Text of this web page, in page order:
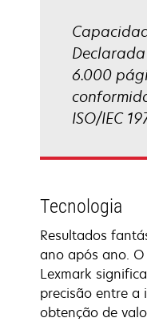
6.000
ISO/IEC
Tecnologia
Resultados
ano após ano.
Lexmark
precisão entre a
obtenção de